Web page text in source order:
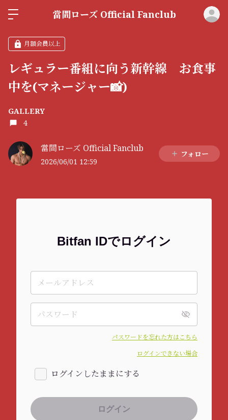
當間ローズ Official Fanclub
月額会員以上
レギュラー番組に向う新幹線 お食事
中を(マネージャー📸)
GALLERY
4
當間ローズ Official Fanclub
2026/06/01 12:59
フォロー
Bitfan IDでログイン
パスワードを忘れた方はこちら
ログインできない場合
ログインしたままにする